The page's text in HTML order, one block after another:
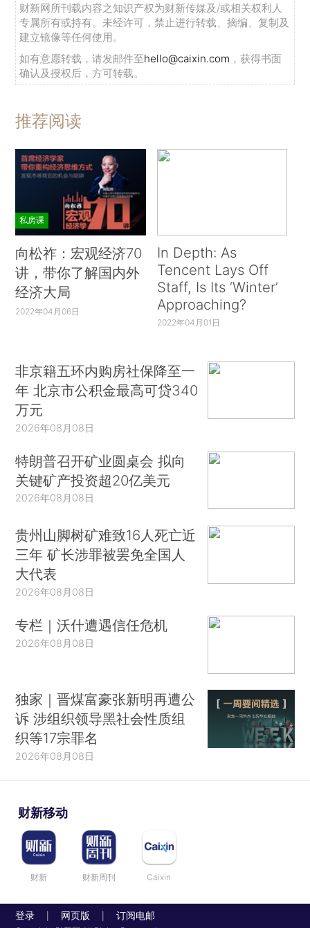
财新网所刊载内容之知识产权为财新传媒及/或相关权利人
专属所有或持有。未经许可，禁止进行转载、摘编、复制及
建立镜像等任何使用。
如有意愿转载，请发邮件至hello@caixin.com ，获得书面
确认及授权后，方可转载。
推荐阅读
私房课
向松祚：宏观经济70
讲，带你了解国内外
经济大局
2022年04月06日
In Depth: As
Tencent Lays Off
Staff, Is Its ‘Winter’
Approaching?
2022年04月01日
非京籍五环内购房社保降至一
年 北京市公积金最高可贷340
万元
2026年08月08日
特朗普召开矿业圆桌会 拟向
关键矿产投资超20亿美元
2026年08月08日
贵州山脚树矿难致16人死亡近
三年 矿长涉罪被罢免全国人
大代表
2026年08月08日
专栏｜沃什遭遇信任危机
2026年08月08日
独家｜晋煤富豪张新明再遭公
诉 涉组织领导黑社会性质组
织等17宗罪名
2026年08月08日
财新移动
财新 财新周刊 Caixin
登录 网页版 订阅电邮